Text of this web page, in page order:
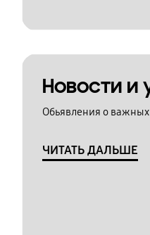
Новости и
Обьявления о важных
ЧИТАТЬ ДАЛЬШЕ